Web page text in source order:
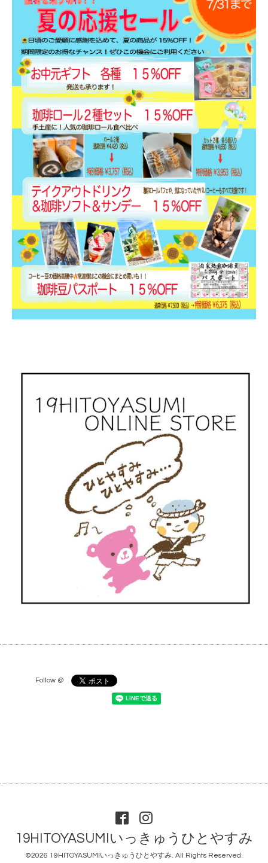
Follow @
19HITOYASUMIいっきゅうひとやすみ
©2026 19HITOYASUMIいっきゅうひとやすみ. All Rights Reserved.